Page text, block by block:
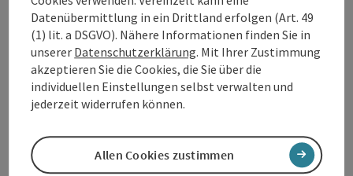
Beitrag merken: Happy Family 7=6
Happy Family 7=6
Angebot
Datenübermittlung in ein Drittland erfolgen (Art. 49
(1) lit. a DSGVO). Nähere Informationen finden Sie in
unserer Datenschutzerklärung. Mit Ihrer Zustimmung
akzeptieren Sie die Cookies, die Sie über die
individuellen Einstellungen selbst verwalten und
jederzeit widerrufen können.
Allen Cookies zustimmen